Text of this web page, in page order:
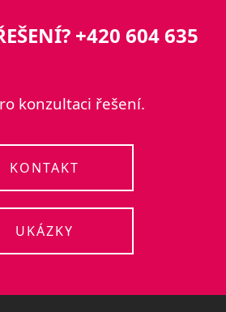
+420 604 635
konzultaci řešení.
KONTAKT
UKÁZKY